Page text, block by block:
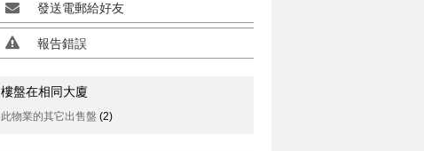
發送電郵給好友
報告錯誤
樓盤在相同大廈
此物業的其它出售盤 (2)